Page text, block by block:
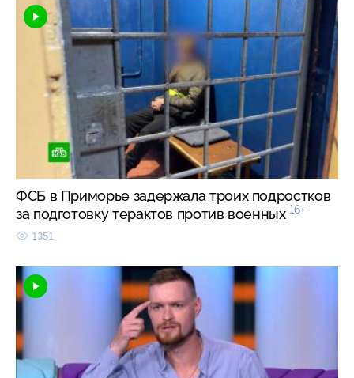
ФСБ в Приморье задержала троих подростков
за подготовку терактов против военных 16+
1351